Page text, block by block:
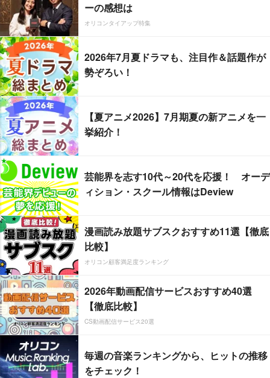
ーの感想は
オリコンタイアップ特集
2026年7月夏ドラマも、注目作＆話題作が
勢ぞろい！
【夏アニメ2026】7月期夏の新アニメを一
挙紹介！
芸能界を志す10代～20代を応援！ オーデ
ィション・スクール情報はDeview
漫画読み放題サブスクおすすめ11選【徹底
比較】
オリコン顧客満足度ランキング
2026年動画配信サービスおすすめ40選
【徹底比較】
CS動画配信サービス20選
毎週の音楽ランキングから、ヒットの推移
をチェック！